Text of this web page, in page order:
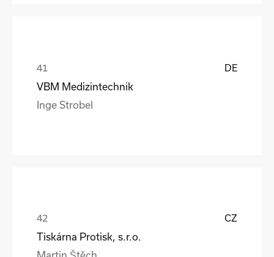
DE
VBM Medizintechnik
Inge Strobel
CZ
Tiskárna Protisk, s.r.o.